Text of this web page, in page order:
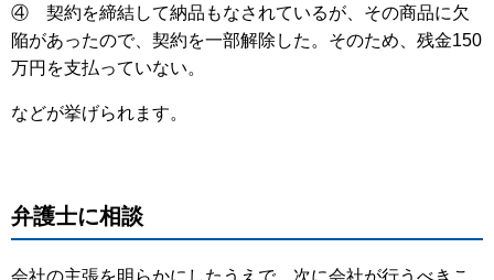
④ 契約を締結して納品もなされているが、その商品に欠
陥があったので、契約を一部解除した。そのため、残金150
万円を支払っていない。
などが挙げられます。
弁護士に相談